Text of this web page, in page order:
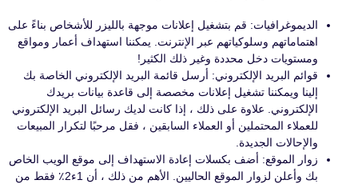
الديموغرافيات: قم بتشغيل إعلانات موجهة بالليزر للأشخاص بناءً على
اهتماماتهم وسلوكياتهم عبر الإنترنت. يمكننا استهداف أعمار ومواقع
ومستويات دخل محددة وغير ذلك الكثير!
قوائم البريد الإلكتروني: أرسل قائمة البريد الإلكتروني الخاصة بك
إلينا ويمكننا تشغيل إعلانات مخصصة إلى قاعدة بيانات بريدك
الإلكتروني. علاوة على ذلك ، إذا كانت لديك رسائل البريد الإلكتروني
للعملاء المحتملين أو العملاء السابقين ، فقل مرحبًا لتكرار المبيعات
والإحالات الجديدة.
زوار الموقع: أضف بكسلات إعادة الاستهداف إلى موقع الويب الخاص
بك وأعلن لزوار الموقع الحاليين. الأهم من ذلك ، أن 1ء2٪ فقط من